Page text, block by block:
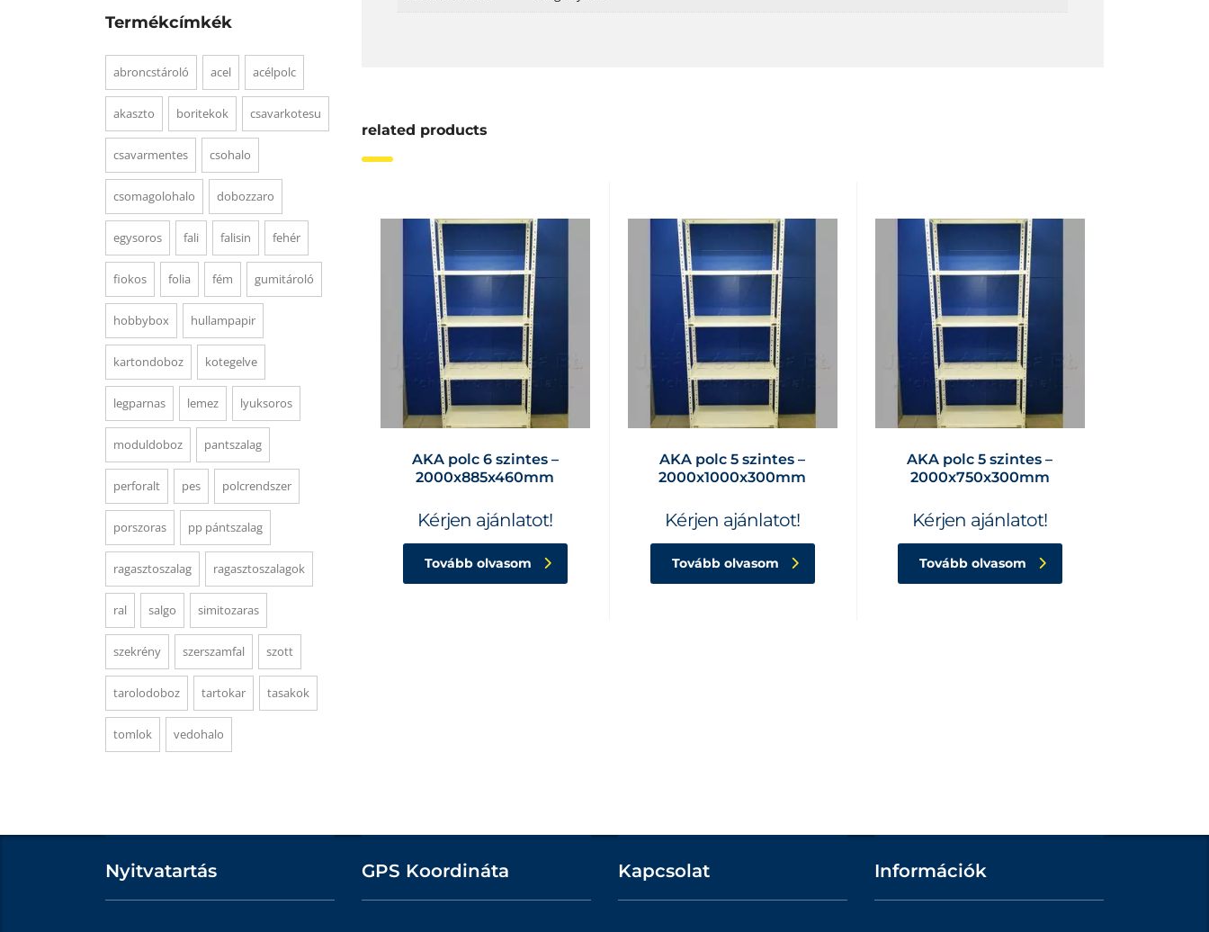
related products
AKA polc 6 szintes –
2000x885x460mm
Kérjen ajánlatot!
Tovább olvasom
AKA polc 5 szintes –
2000x1000x300mm
Kérjen ajánlatot!
Tovább olvasom
AKA polc 5 szintes –
2000x750x300mm
Kérjen ajánlatot!
Tovább olvasom
Termékcímkék
abroncstároló acel acélpolc
akaszto boritekok csavarkotesu
csavarmentes csohalo
csomagolohalo dobozzaro
egysoros fali falisin fehér
fiokos folia fém gumitároló
hobbybox hullampapir
kartondoboz kotegelve
legparnas lemez lyuksoros
moduldoboz pantszalag
perforalt pes polcrendszer
porszoras pp pántszalag
ragasztoszalag ragasztoszalagok
ral salgo simitozaras
szekrény szerszamfal szott
tarolodoboz tartokar tasakok
tomlok vedohalo
Nyitvatartás GPS Koordináta Kapcsolat Információk